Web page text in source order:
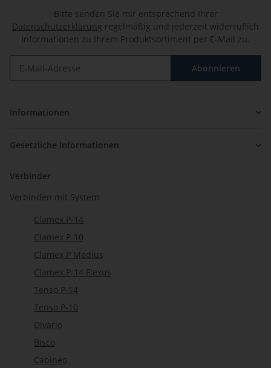
Bitte senden Sie mir entsprechend Ihrer
Datenschutzerklärung regelmäßig und jederzeit widerruflich
Informationen zu Ihrem Produktsortiment per E-Mail zu.
Abonnieren
Informationen
Gesetzliche Informationen
Verbinder
Verbinden mit System
Clamex P-14
Clamex P-10
Clamex P Medius
Clamex P-14 Flexus
Tenso P-14
Tenso P-10
Divario
Bisco
Cabineo